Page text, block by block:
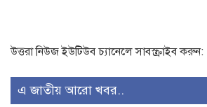
উত্তরা নিউজ ইউটিউব চ্যানেলে সাবস্ক্রাইব করুন:
এ জাতীয় আরো খবর..